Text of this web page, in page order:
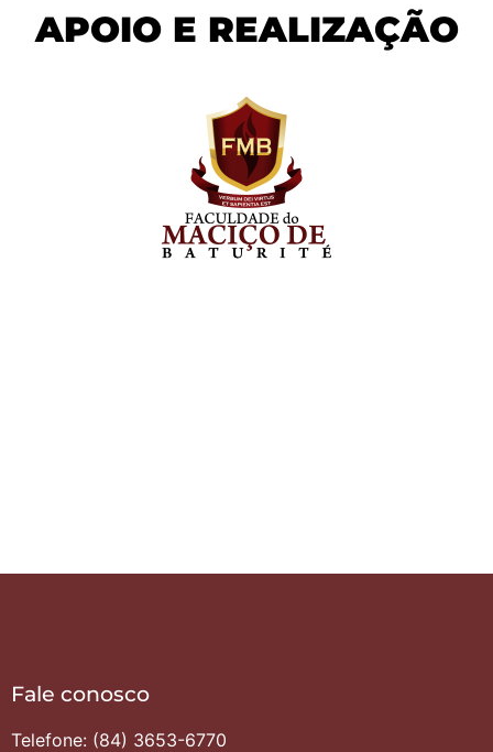
APOIO E REALIZAÇÃO
Fale conosco
Telefone: (84) 3653-6770